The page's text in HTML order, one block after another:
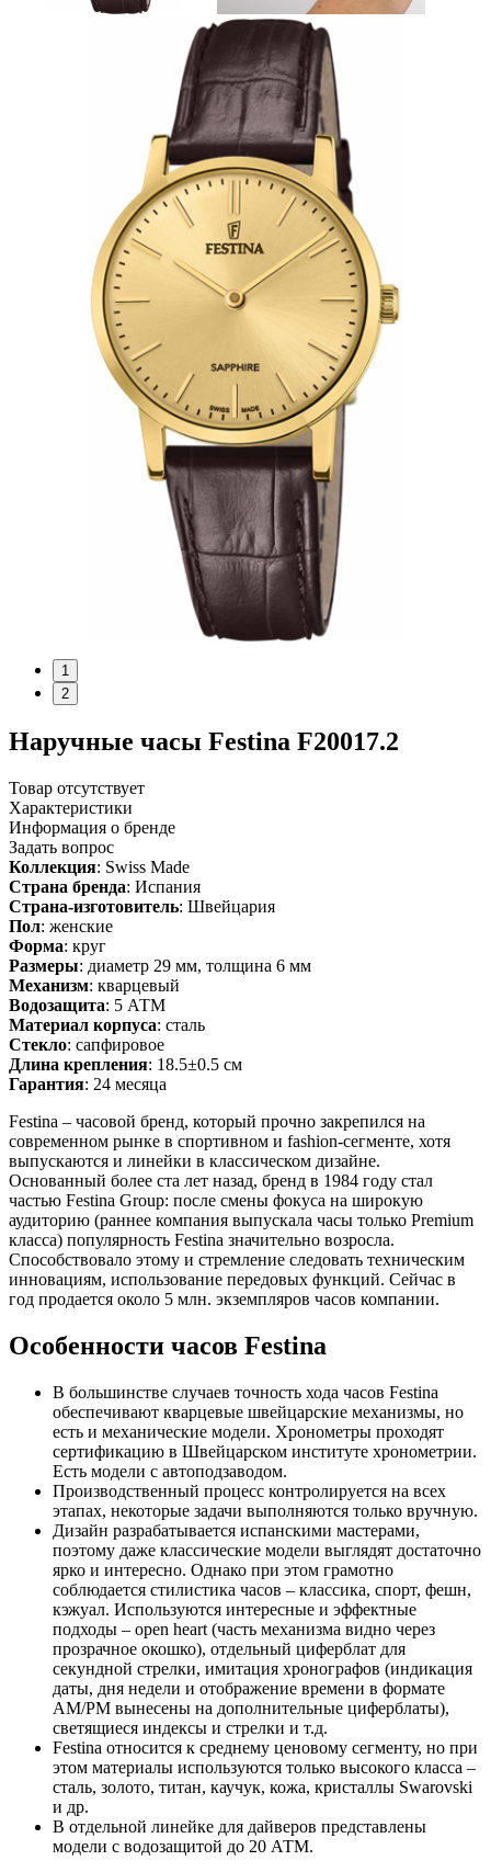
1
2
Наручные часы Festina F20017.2
Товар отсутствует
Характеристики
Информация о бренде
Задать вопрос
Коллекция: Swiss Made
Страна бренда: Испания
Страна-изготовитель: Швейцария
Пол: женские
Форма: круг
Размеры: диаметр 29 мм, толщина 6 мм
Механизм: кварцевый
Водозащита: 5 АТМ
Материал корпуса: сталь
Стекло: сапфировое
Длина крепления: 18.5±0.5 см
Гарантия: 24 месяца
Festina – часовой бренд, который прочно закрепился на
современном рынке в спортивном и fashion-сегменте, хотя
выпускаются и линейки в классическом дизайне.
Основанный более ста лет назад, бренд в 1984 году стал
частью Festina Group: после смены фокуса на широкую
аудиторию (раннее компания выпускала часы только Premium
класса) популярность Festina значительно возросла.
Способствовало этому и стремление следовать техническим
инновациям, использование передовых функций. Сейчас в
год продается около 5 млн. экземпляров часов компании.
Особенности часов Festina
В большинстве случаев точность хода часов Festina
обеспечивают кварцевые швейцарские механизмы, но
есть и механические модели. Хронометры проходят
сертификацию в Швейцарском институте хронометрии.
Есть модели с автоподзаводом.
Производственный процесс контролируется на всех
этапах, некоторые задачи выполняются только вручную.
Дизайн разрабатывается испанскими мастерами,
поэтому даже классические модели выглядят достаточно
ярко и интересно. Однако при этом грамотно
соблюдается стилистика часов – классика, спорт, фешн,
кэжуал. Используются интересные и эффектные
подходы – open heart (часть механизма видно через
прозрачное окошко), отдельный циферблат для
секундной стрелки, имитация хронографов (индикация
даты, дня недели и отображение времени в формате
AM/PM вынесены на дополнительные циферблаты),
светящиеся индексы и стрелки и т.д.
Festina относится к среднему ценовому сегменту, но при
этом материалы используются только высокого класса –
сталь, золото, титан, каучук, кожа, кристаллы Swarovski
и др.
В отдельной линейке для дайверов представлены
модели с водозащитой до 20 АТМ.